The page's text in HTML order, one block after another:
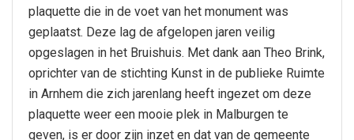
plaquette die in de voet van het monument was
geplaatst. Deze lag de afgelopen jaren veilig
opgeslagen in het Bruishuis. Met dank aan Theo Brink,
oprichter van de stichting Kunst in de publieke Ruimte
in Arnhem die zich jarenlang heeft ingezet om deze
plaquette weer een mooie plek in Malburgen te
geven, is er door zijn inzet en dat van de gemeente